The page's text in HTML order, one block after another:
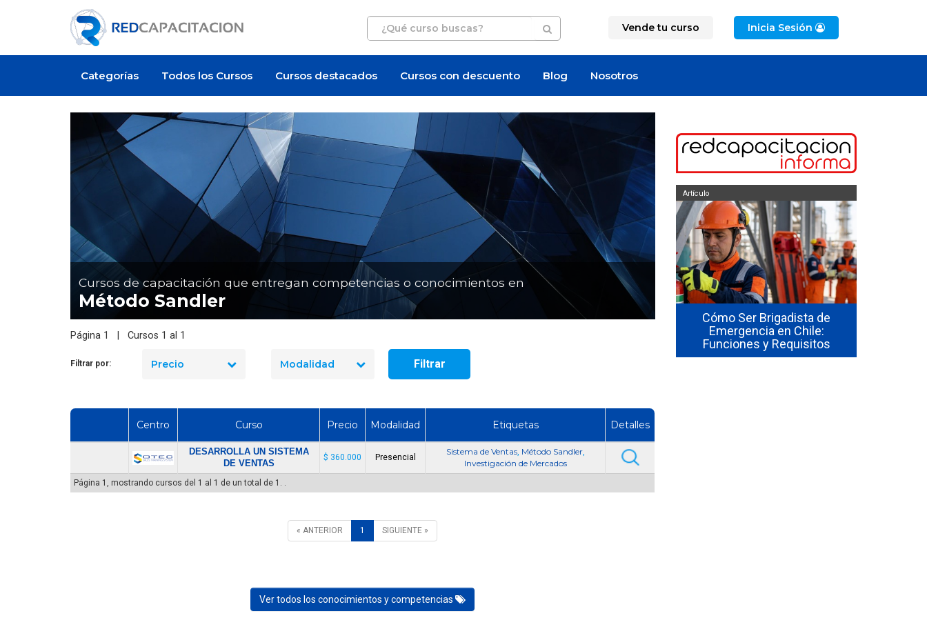
Vende tu curso Inicia Sesión
Categorías Todos los Cursos Cursos destacados Cursos con descuento Blog Nosotros
Cursos de capacitación que entregan competencias o conocimientos en
Método Sandler
Página 1 | Cursos 1 al 1
Filtrar por: Precio Modalidad Filtrar
Centro Curso Precio Modalidad Etiquetas Detalles
DESARROLLA UN SISTEMA
DE VENTAS
$ 360.000 Presencial
Sistema de Ventas, Método Sandler,
Investigación de Mercados
Página 1, mostrando cursos del 1 al 1 de un total de 1. .
« ANTERIOR 1 SIGUIENTE »
Ver todos los conocimientos y competencias
una Brigada de
en tu Empresa
¿Cuánto cuesta certificarse en
seguridad industrial en Chile
en 2026? El precio real de los
¿Cuánto cuesta un curso de
manejo de extintores en Chile
¿Cuánto dura un curso de uso
Cómo Ser Brigadista de
Emergencia en Chile:
Funciones y Requisitos
Artículo